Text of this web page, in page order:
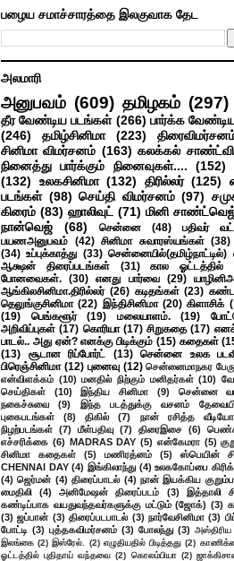
பழைய சமாச்சாரத்தை இலகுவாக தேட
அலமாரி
அனுபவம் (609) தமிழகம் (297)
தீர வேண்டிய படங்கள் (266) பார்க்க
(246)
தமிழ்சினிமா (223)
சினிமா விமர்சனம் (163) கலக்கல்
நினைத்து பார்க்கும் நினைவுகள்....
(152)
(132)
உலகசினிமா (132) திரில்லர் (125)
படங்கள் (98) செய்தி விமர்சனம் (97)
கிரைம் (83) ஹாலிவுட் (71) மினி
நான்வெஜ்
(68) சென்னை (48) பதிவர்
பயணஅனுபவம் (42) சினிமா சுவாரஸ்யங்கள் (38)
(34) உப்புக்காத்து (33) சென்னையில்(தமிழ்நாட்டில்)
ஆக்ஷன் திரைப்படங்கள்
(31)
கால ஓட்டத்தில்
போனவைகள். (30) எனது பார்வை (29)
ஆங்கிலசினிமா.திரில்லர் (26) கடிதங்கள் (23)
தெலுங்குசினிமா (22) இந்திசினிமா (20) கிளாசிக்
(19)
பெங்களூர் (19) மலையாளம். (19)
அறிவிப்புகள் (17) கொரியா (17) சிறுகதை (17)
பாடல்.. அது ஏன்? எனக்கு பிடிக்கும் (15) கதைகள்
(13)
சூடான ரிப்போர்ட் (13) சென்னை உலக
பிரெஞ்சினிமா (12) புனைவு (12) சென்னைமாநகர
என்விளக்கம் (10) மனதில் நிற்கும் மனிதர்கள் (10)
செய்திகள்
(10) இந்திய சினிமா (9) சென்னை
நகைச்சுவை
(9) இந்த படத்துக்கு வசனம்
புகைபடங்கள்
(8) திகில் (7) நான் ரசித்த
நிழற்படங்கள் (7) மீள்பதிவு (7) திரைஇசை (6)
எச்சரிக்கை (6) MADRAS DAY (5) என்கேமரா (5)
சினிமா கதைகள்
(5) மணிரத்னம் (5) ஸ்பெயின்
CHENNAI DAY (4) இங்கிலாந்து (4) உலககோப்பை
(4) ஜெர்மன் (4) திரைப்பாடல் (4) நான் இயக்கிய
மைதிலி
(4) அனிமேஷன் திரைப்படம் (3) இத்தாலி
கண்டிப்பாக வயதுவந்தவர்களுக்கு மட்டும் (ஜோக்) (3)
(3) ஜப்பான் (3) திரைப்படபாடல் (3) நார்வேசினிமா (3)
போட்டி (3) புத்தகவிமர்சனம் (3) போலந்து (3) அஸ்திரிய
இலங்கை (2) இஸ்ரேல். (2) எழுதியதில் பிடித்தது (2)
ஓட்டத்தில் புதிதாய் வந்தவை (2) கொலம்பியா (2)